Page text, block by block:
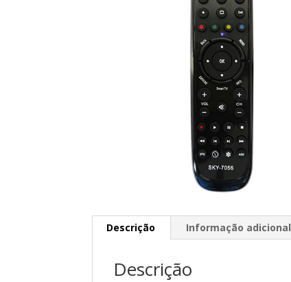
Descrição Informação adicional
Descrição